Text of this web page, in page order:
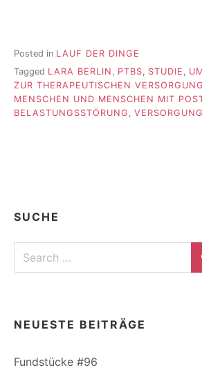
Posted in LAUF DER DINGE
Tagged LARA BERLIN , PTBS, STUDIE ,
ZUR THERAPEUTISCHEN
MENSCHEN UND MENSCHEN MIT
BELASTUNGSSTÖRUNG ,
SUCHE
Search
NEUESTE BEITRÄGE
Fundstücke #96